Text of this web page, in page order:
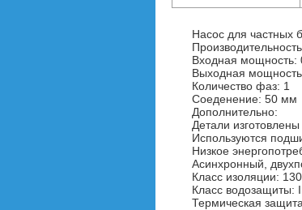
Насос для частных
Входная мощность:
Выходная
Количество фаз: 1
Соеденение: 50 мм
Дополнительно:
Детали
Используются
Низкое
Асинхронный,
Класс изоляции: 130
Класс водозащиты:
Термическая защита